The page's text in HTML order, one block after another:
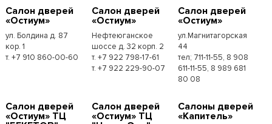
Cалон дверей
«Остиум»
ул. Болдина д. 87
кор. 1
т. +7 910 860-00-60
Cалон дверей
«Остиум»
Нефтеюганское
шоссе д. 32 корп. 2
т. +7 922 798-17-61
т. +7 922 229-90-07
Cалон дверей
«Остиум»
ул.Магнитагорская
44
тел; 711-11-55, 8 908
611-11-55, 8 989 681
80 08
Cалон дверей
«Остиум» ТЦ
Cалон дверей
«Остиум» ТЦ
Cалоны дверей
«Капитель»